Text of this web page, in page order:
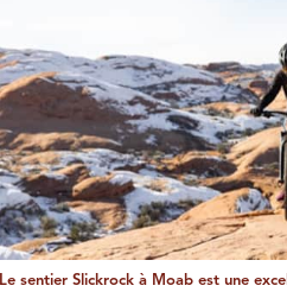
Le sentier Slickrock à Moab est une